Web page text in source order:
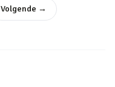
Volgende →